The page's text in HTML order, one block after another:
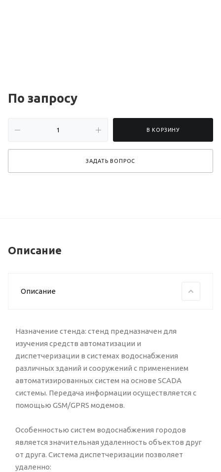
По запросу
В КОРЗИНУ
ЗАДАТЬ ВОПРОС
Описание
Описание
Назначение стенда: стенд предназначен для
изучения средств автоматизации и
диспетчеризации в системах водоснабжения
различных зданий и сооружений с применением
автоматизированных систем на основе SCADA
системы. Передача информации осуществляется с
помощью GSM/GPRS модемов.
Особенностью систем водоснабжения городов
является значительная удаленность объектов друг
от друга. Система диспетчеризации позволяет
удаленно: